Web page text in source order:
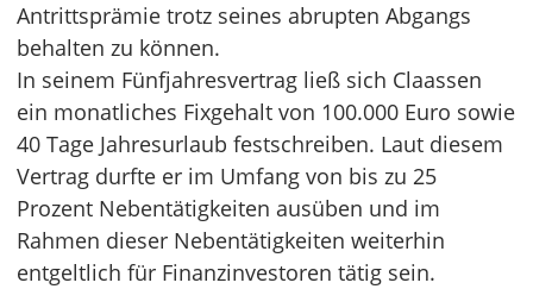
Antrittsprämie trotz seines abrupten Abgangs
behalten zu können.
In seinem Fünfjahresvertrag ließ sich Claassen
ein monatliches Fixgehalt von 100.000 Euro sowie
40 Tage Jahresurlaub festschreiben. Laut diesem
Vertrag durfte er im Umfang von bis zu 25
Prozent Nebentätigkeiten ausüben und im
Rahmen dieser Nebentätigkeiten weiterhin
entgeltlich für Finanzinvestoren tätig sein.